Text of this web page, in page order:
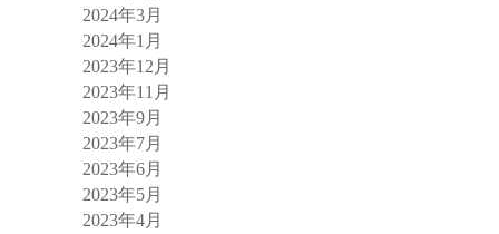
2024年3月
2024年1月
2023年12月
2023年11月
2023年9月
2023年7月
2023年6月
2023年5月
2023年4月